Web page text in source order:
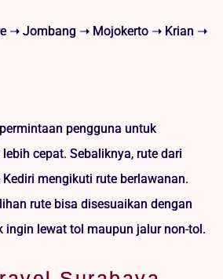
➝ Jombang ➝ Mojokerto ➝ Krian ➝
pengguna untuk
cepat. Sebaliknya, rute dari
mengikuti rute berlawanan.
rute bisa disesuaikan dengan
ingin lewat tol maupun jalur non-tol.